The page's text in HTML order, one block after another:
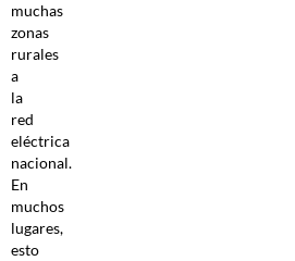
muchas
zonas
rurales
a
la
red
eléctrica
nacional.
En
muchos
lugares,
esto